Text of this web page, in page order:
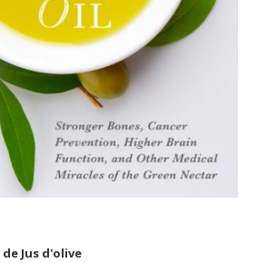
Jus d'olive